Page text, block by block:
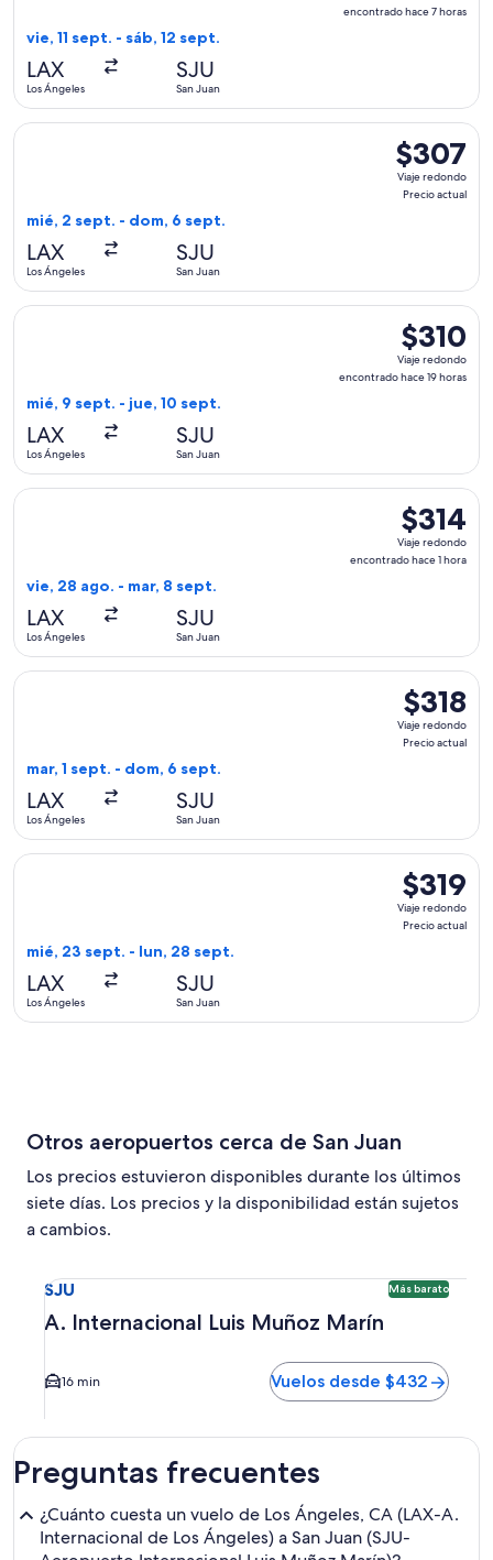
redondo,
encontrado hace 7 horas
vie, 11 sept. - sáb, 12 sept.
LAX
Los Ángeles
SJU
San Juan
$307
Viaje
redondo,
$307
Viaje redondo
Precio actual
mié, 2 sept. - dom, 6 sept.
LAX
Los Ángeles
SJU
San Juan
Seleccionar vuelo de American Airlines, con salida el mié,
$310
Viaje
redondo,
$310
Viaje redondo
encontrado hace 19 horas
mié, 9 sept. - jue, 10 sept.
LAX
Los Ángeles
SJU
San Juan
Seleccionar vuelo de American Airlines, con salida el mié,
$314
Viaje
redondo,
$314
Viaje redondo
encontrado hace 1 hora
vie, 28 ago. - mar, 8 sept.
LAX
Los Ángeles
SJU
San Juan
Seleccionar vuelo de Southwest Airlines, con salida el vie,
$318
Viaje
redondo,
$318
Viaje redondo
Precio actual
mar, 1 sept. - dom, 6 sept.
LAX
Los Ángeles
SJU
San Juan
Seleccionar vuelo de JetBlue Airways, con salida el mar, 1
$319
Viaje
redondo,
$319
Viaje redondo
Precio actual
mié, 23 sept. - lun, 28 sept.
LAX
Los Ángeles
SJU
San Juan
Seleccionar vuelo de Delta, con salida el mié, 23 sept.
Otros aeropuertos cerca de San Juan
Los precios estuvieron disponibles durante los últimos
siete días. Los precios y la disponibilidad están sujetos
a cambios.
SJU Más barato
A. Internacional Luis Muñoz Marín
16 min Vuelos desde $432
Preguntas frecuentes
¿Cuánto cuesta un vuelo de Los Ángeles, CA (LAX-A.
Internacional de Los Ángeles) a San Juan (SJU-